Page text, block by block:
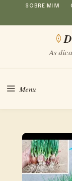
Saltar
para
conteúdo
SOBRE MIM
As
Menu